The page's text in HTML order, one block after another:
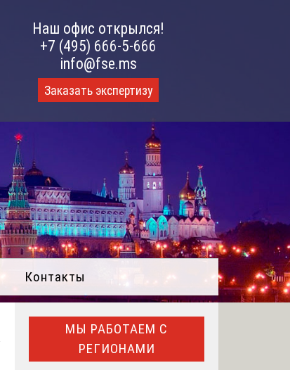
Наш офис открылся!
+7 (495) 666-5-666
info@fse.ms
Заказать экспертизу
Контакты
МЫ РАБОТАЕМ С
РЕГИОНАМИ